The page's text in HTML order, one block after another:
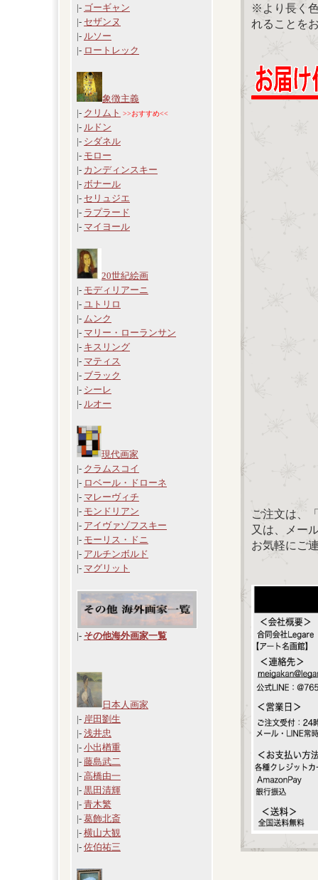
|- ゴーギャン
|- セザンヌ
|- ルソー
|- ロートレック
象徴主義
|- クリムト >>おすすめ<<
|- ルドン
|- シダネル
|- モロー
|- カンディンスキー
|- ボナール
|- セリュジエ
|- ラプラード
|- マイヨール
20世紀絵画
|- モディリアーニ
|- ユトリロ
|- ムンク
|- マリー・ローランサン
|- キスリング
|- マティス
|- ブラック
|- シーレ
|- ルオー
現代画家
|- クラムスコイ
|- ロベール・ドローネ
|- マレーヴィチ
|- モンドリアン
|- アイヴァゾフスキー
|- モーリス・ドニ
|- アルチンボルド
|- マグリット
|- その他海外画家一覧
日本人画家
|- 岸田劉生
|- 浅井忠
|- 小出楢重
|- 藤島武二
|- 高橋由一
|- 黒田清輝
|- 青木繁
|- 葛飾北斎
|- 横山大観
|- 佐伯祐三
※より長く
れることを
ご注文は、
又は、メー
お気軽にご